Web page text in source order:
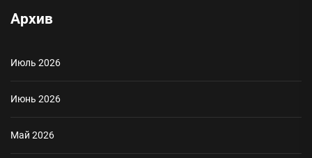
Архив
Июль 2026
Июнь 2026
Май 2026